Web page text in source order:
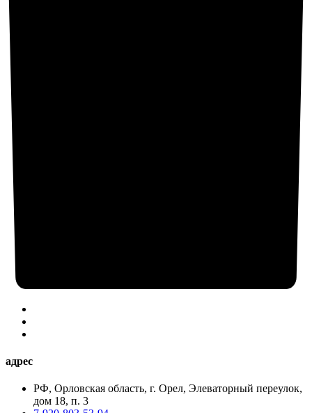
адрес
РФ, Орловская область, г. Орел, Элеваторный переулок,
дом 18, п. 3